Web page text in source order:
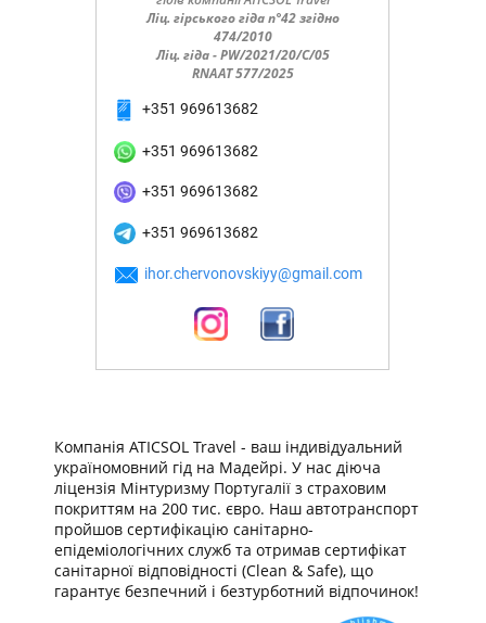
Ліц. гірського гіда n°42 згідно
474/2010
Ліц. гіда - PW/2021/20/C/05
RNAAT 577/2025
+351 969613682
+351 969613682
+351 969613682
+351 969613682
ihor.chervonovskiyy@gmail.com
Компанія ATICSOL Travel - ваш індивідуальний
україномовний гід на Мадейрі. У нас діюча
ліцензія Мінтуризму Португалії з страховим
покриттям на 200 тис. євро. Наш автотранспорт
пройшов сертифікацію санітарно-
епідеміологічних служб та отримав сертифікат
санітарної відповідності (Clean & Safe), що
гарантує безпечний і безтурботний відпочинок!